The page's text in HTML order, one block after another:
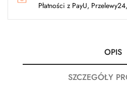
Płatności z PayU,
OPIS
SZCZEGÓŁY